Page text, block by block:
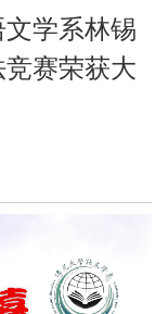
学系林锡
赛荣获大